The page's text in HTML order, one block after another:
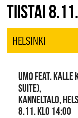
JAZZ
TIISTAI 8.11.
HELSINKI
UMO FEAT. KALLE
SUITE),
KANNELTALO,
8.11. KLO 14:00